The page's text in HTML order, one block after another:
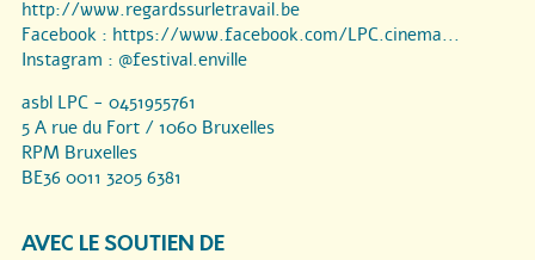
http://www.regardssurletravail.be
Facebook : https://www.facebook.com/LPC.cinema...
Instagram : @festival.enville
asbl LPC - 0451955761
5 A rue du Fort / 1060 Bruxelles
RPM Bruxelles
BE36 0011 3205 6381
AVEC LE SOUTIEN DE